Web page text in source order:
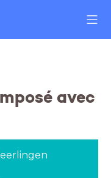
avec